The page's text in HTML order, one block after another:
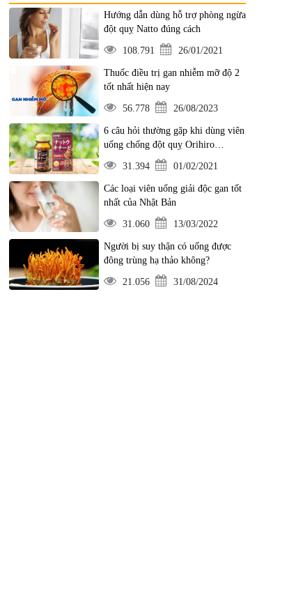
Hướng dẫn dùng hỗ trợ phòng ngừa
đột quỵ Natto đúng cách
108.791 26/01/2021
Thuốc điều trị gan nhiễm mỡ độ 2
tốt nhất hiện nay
56.778 26/08/2023
6 câu hỏi thường gặp khi dùng viên
uống chống đột quỵ Orihiro
Nattokinase 2000FU
31.394 01/02/2021
Các loại viên uống giải độc gan tốt
nhất của Nhật Bản
31.060 13/03/2022
Người bị suy thận có uống được
đông trùng hạ thảo không?
21.056 31/08/2024